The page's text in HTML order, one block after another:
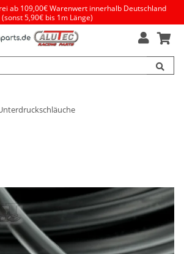
ab 109,00€ Warenwert innerhalb Deutschland
(sonst 5,90€ bis 1m Länge)